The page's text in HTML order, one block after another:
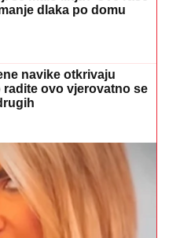
dlaka po domu
navike otkrivaju
radite ovo vjerovatno se